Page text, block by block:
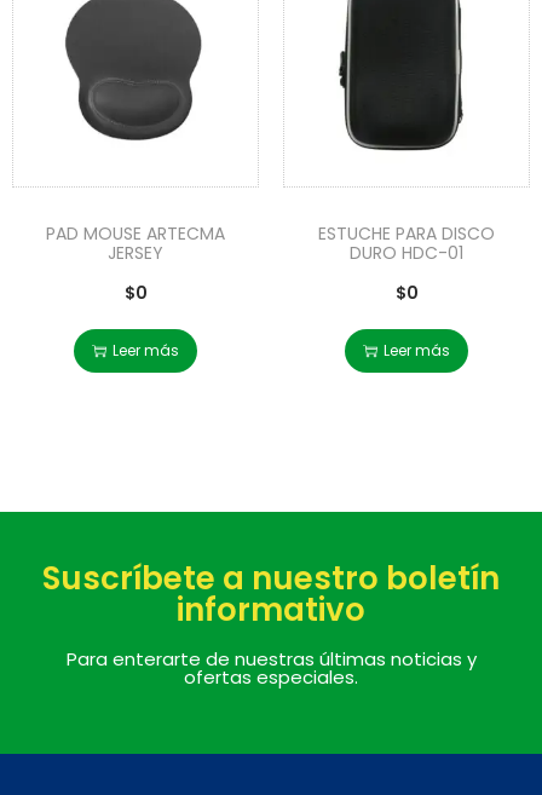
PAD MOUSE ARTECMA
JERSEY
$0
Leer más
ESTUCHE PARA DISCO
DURO HDC-01
$0
Leer más
Suscríbete a nuestro boletín
informativo
Para enterarte de nuestras últimas noticias y
ofertas especiales.